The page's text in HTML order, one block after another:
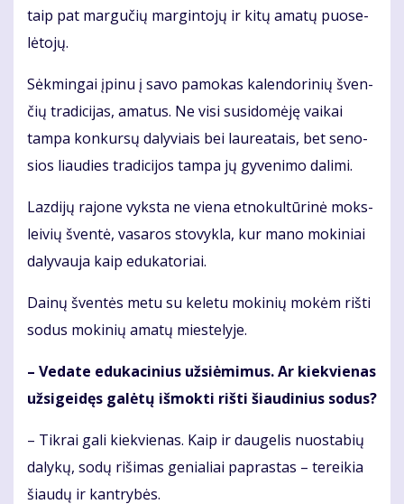
taip pat mar­gu­čių mar­gin­to­jų ir ki­tų ama­tų puo­se­
lė­to­jų.
Sėk­min­gai įpi­nu į sa­vo pa­mo­kas ka­len­do­ri­nių šven­
čių tra­di­ci­jas, ama­tus. Ne vi­si su­si­do­mė­ję vai­kai
tam­pa kon­kur­sų da­ly­viais bei lau­re­a­tais, bet se­no­
sios liau­dies tra­di­ci­jos tam­pa jų gy­ve­ni­mo da­li­mi.
Laz­di­jų ra­jo­ne vyks­ta ne vie­na et­no­kul­tū­ri­nė moks­
lei­vių šven­tė, va­sa­ros sto­vyk­la, kur ma­no mo­ki­niai
da­ly­vau­ja kaip edu­ka­to­riai.
Dai­nų šven­tės me­tu su ke­le­tu mo­ki­nių mo­kėm riš­ti
so­dus mo­ki­nių ama­tų mies­te­ly­je.
– Ve­da­te edu­ka­ci­nius už­si­ė­mi­mus. Ar kiek­vie­nas
už­si­gei­dęs ga­lė­tų iš­mok­ti riš­ti šiau­di­nius so­dus?
– Tik­rai ga­li kiek­vie­nas. Kaip ir dau­ge­lis nuo­sta­bių
da­ly­kų, so­dų ri­ši­mas ge­nia­liai pa­pras­tas – te­rei­kia
šiau­dų ir kan­try­bės.